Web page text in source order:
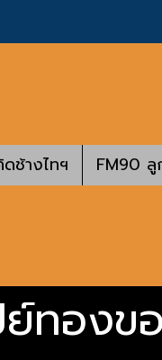
ช้างไทฯ FM90 ลู
ปย์ทอ